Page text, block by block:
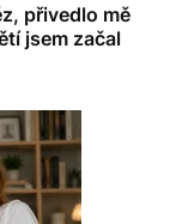
přivedlo mě
jsem začal